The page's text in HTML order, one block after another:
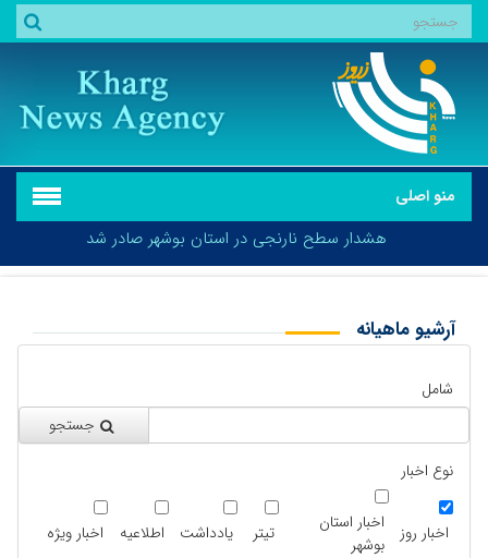
منو اصلی
هشدار سطح نارنجی در استان بوشهر صادر شد
آرشیو ماهیانه
شامل
جستجو
نوع اخبار
اخبار روز
اخبار استان
بوشهر
تیتر یادداشت اطلاعیه اخبار ویژه